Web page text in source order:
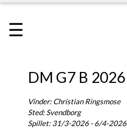
☰
DM G7 B 2026
Vinder: Christian Ringsmose
Sted: Svendborg
Spillet: 31/3-2026 - 6/4-2026